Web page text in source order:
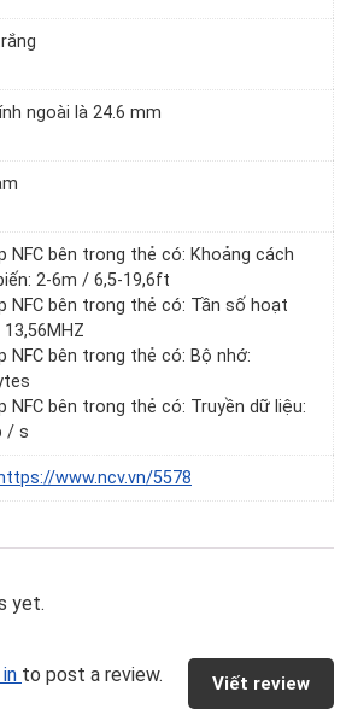
ngoài là 24.6 mm
NFC bên trong thẻ có: Khoảng cách
2-6m / 6,5-19,6ft
NFC bên trong thẻ có: Tần số hoạt
NFC bên trong thẻ có: Bộ nhớ:
NFC bên trong thẻ có: Truyền dữ liệu:
/ s
https://www.ncv.vn/5578
yet.
Viết review
to post a review.